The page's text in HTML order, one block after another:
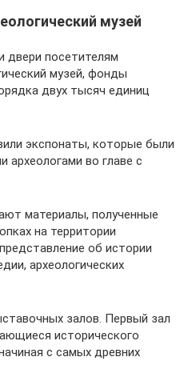
музей
двери посетителям
музей, фонды
двух тысяч единиц
экспонаты, которые были
археологами во главе с
материалы, полученные
на территории
об истории
археологических
залов. Первый зал
исторического
с самых древних